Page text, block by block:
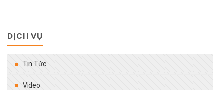
DỊCH VỤ
Tin Tức
Video